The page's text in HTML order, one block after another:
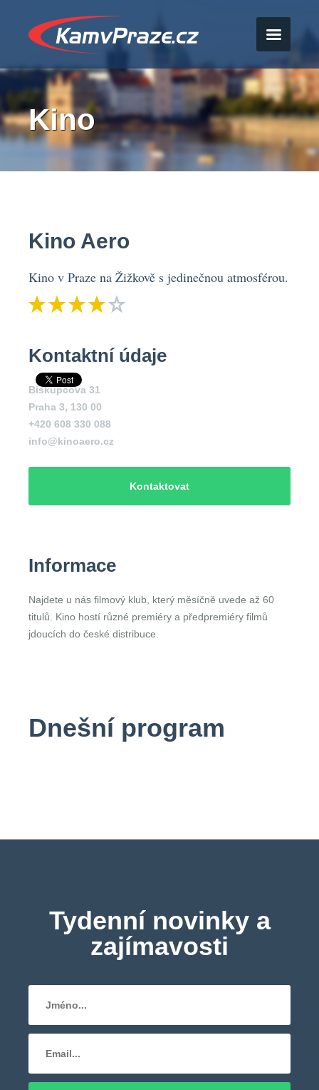
Kino
Kino Aero
Kino v Praze na Žižkově s jedinečnou atmosférou.
Kontaktní údaje
Biskupcova 31
Praha 3, 130 00
+420 608 330 088
info@kinoaero.cz
Kontaktovat
Informace
Najdete u nás filmový klub, který měsíčně uvede až 60
titulů. Kino hostí různé premiéry a předpremiéry filmů
jdoucích do české distribuce.
Dnešní program
Tydenní novinky a
zajímavosti